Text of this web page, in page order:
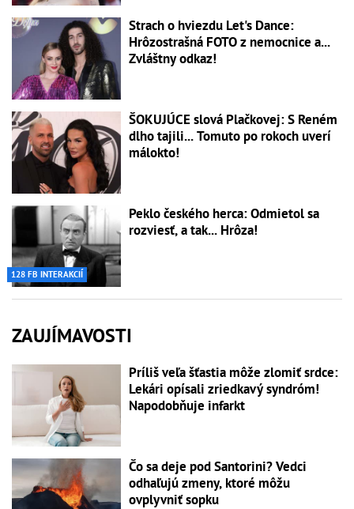
Strach o hviezdu Let's Dance:
Hrôzostrašná FOTO z nemocnice a...
Zvláštny odkaz!
ŠOKUJÚCE slová Plačkovej: S Reném
dlho tajili... Tomuto po rokoch uverí
málokto!
128 FB INTERAKCIÍ
Peklo českého herca: Odmietol sa
rozviesť, a tak... Hrôza!
ZAUJÍMAVOSTI
Príliš veľa šťastia môže zlomiť srdce:
Lekári opísali zriedkavý syndróm!
Napodobňuje infarkt
Čo sa deje pod Santorini? Vedci
odhaľujú zmeny, ktoré môžu
ovplyvniť sopku